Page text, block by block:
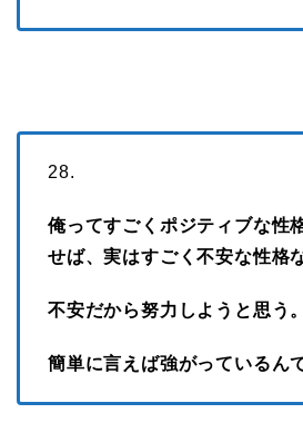
28.
俺ってすごくポジティブな性
せば、実はすごく不安な性格
不安だから努力しようと思う。
簡単に言えば強がっているん